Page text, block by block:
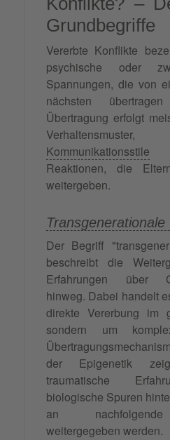
Grundbegriffe
Vererbte Konflikte
psychische oder
Spannungen, die von
nächsten
Übertragung erfolgt
Verhaltensmuster,
Kommunikationsstile
Reaktionen, die
weitergeben.
Transgenerationale
Der Begriff
beschreibt die
Erfahrungen über
hinweg. Dabei handelt
direkte Vererbung im
sondern um
der Epigenetik
traumatische
biologische Spuren
an
weitergegeben werden.